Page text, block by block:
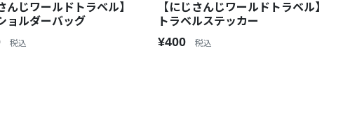
んじワールドトラベル】
ョルダーバッグ
税込
【にじさんじワールドトラベル】
トラベルステッカー
¥400 税込